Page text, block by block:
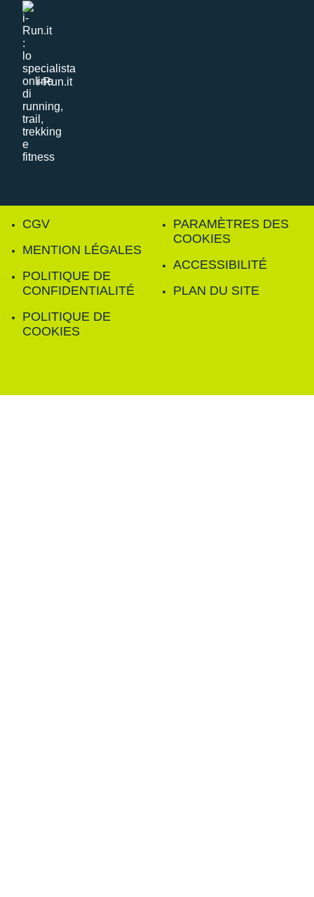
i-Run.it
CGV
MENTION LÉGALES
POLITIQUE DE
CONFIDENTIALITÉ
POLITIQUE DE
COOKIES
PARAMÈTRES DES
COOKIES
ACCESSIBILITÉ
PLAN DU SITE